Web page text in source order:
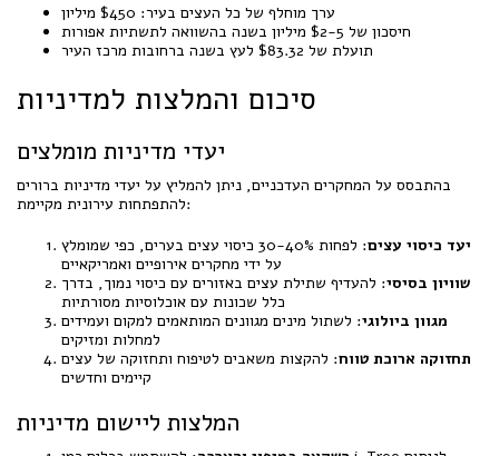
ערך מוחלף של כל העצים בעיר: $450 מיליון
חיסכון של $2-5 מיליון בשנה בהשוואה לתשתיות אפורות
תועלת של $83.32 לעץ בשנה ברחובות מרכז העיר
סיכום והמלצות למדיניות
יעדי מדיניות מומלצים
בהתבסס על המחקרים העדכניים, ניתן להמליץ על יעדי מדיניות ברורים
להתפתחות עירונית מקיימת:
יעד כיסוי עצים
: לפחות 30-40% כיסוי עצים בערים, כפי שמומלץ
על ידי מחקרים אירופיים ואמריקאיים
שוויון בסיסי: להעדיף שתילת עצים באזורים עם כיסוי נמוך, בדרך
כלל שכונות עם אוכלוסיות מסורתיות
מגוון ביולוגי: לשתול מינים מגוונים המותאמים למקום ועמידים
למחלות ומזיקים
תחזוקה ארוכת טווח: להקצות משאבים לטיפוח ותחזוקה של עצים
קיימים וחדשים
המלצות ליישום מדיניות